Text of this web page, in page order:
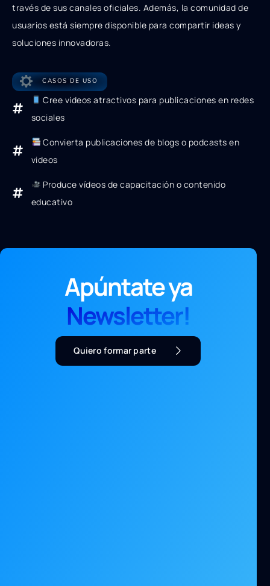
través de sus canales oficiales. Además, la comunidad de
usuarios está siempre disponible para compartir ideas y
soluciones innovadoras.
CASOS DE USO
Cree videos atractivos para publicaciones en redes
sociales
Convierta publicaciones de blogs o podcasts en
videos
Produce vídeos de capacitación o contenido
educativo
Apúntate ya
Newsletter!
Quiero formar parte